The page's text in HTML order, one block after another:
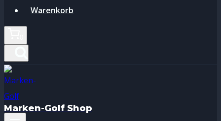
Warenkorb
Marken-Golf Shop